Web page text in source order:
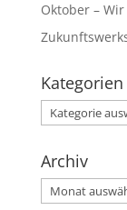
Oktober –
Kategorien
Kategorien
Archiv
Archiv